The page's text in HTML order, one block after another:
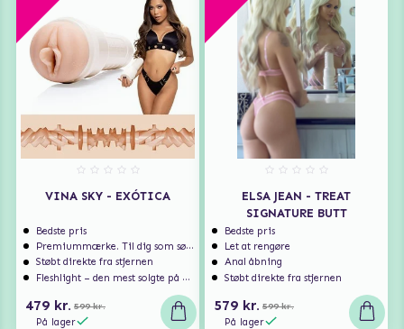
VINA SKY - EXÓTICA
Bedste pris
Premiummærke. Til dig som søger ekstra høj kvalitet.
Støbt direkte fra stjernen
Fleshlight – den mest solgte på markedet
479 kr. 599 kr.
På lager
ELSA JEAN - TREAT
SIGNATURE BUTT
Bedste pris
Let at rengøre
Anal åbning
Støbt direkte fra stjernen
579 kr. 599 kr.
På lager